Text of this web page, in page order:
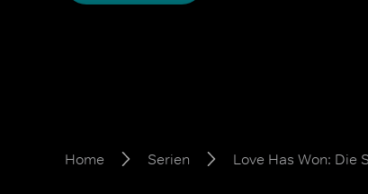
Home Serien Love Has Won: Die